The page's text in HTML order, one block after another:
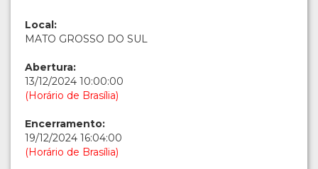
Local:
MATO GROSSO DO SUL
Abertura:
13/12/2024 10:00:00
(Horário de Brasília)
Encerramento:
19/12/2024 16:04:00
(Horário de Brasília)